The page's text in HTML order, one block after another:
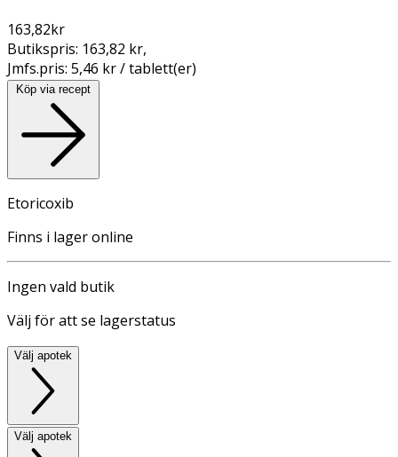
163,82kr
Butikspris: 163,82 kr,
Jmfs.pris: 5,46 kr / tablett(er)
Köp via recept
Etoricoxib
Finns i lager online
Ingen vald butik
Välj för att se lagerstatus
Välj apotek
Välj apotek